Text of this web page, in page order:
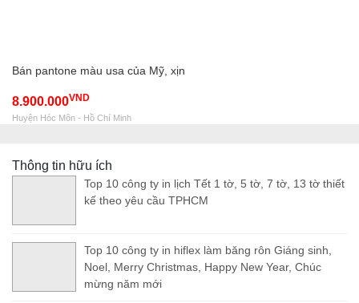
Bán pantone màu usa của Mỹ, xịn
8.900.000VND
Huyện Hóc Môn - Hồ Chí Minh
Thông tin hữu ích
Top 10 công ty in lịch Tết 1 tờ, 5 tờ, 7 tờ, 13 tờ thiết
kế theo yêu cầu TPHCM
Top 10 công ty in hiflex làm băng rôn Giáng sinh,
Noel, Merry Christmas, Happy New Year, Chúc
mừng năm mới